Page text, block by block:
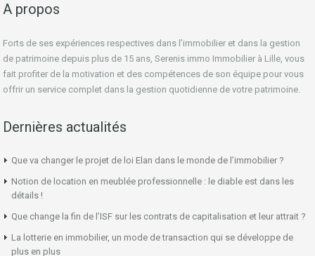
A propos
Forts de ses expériences respectives dans l’immobilier et dans la gestion
de patrimoine depuis plus de 15 ans, Serenis immo Immobilier à Lille, vous
fait profiter de la motivation et des compétences de son équipe pour vous
offrir un service complet dans la gestion quotidienne de votre patrimoine.
Dernières actualités
Que va changer le projet de loi Elan dans le monde de l’immobilier ?
Notion de location en meublée professionnelle : le diable est dans les
détails !
Que change la fin de l’ISF sur les contrats de capitalisation et leur attrait ?
La lotterie en immobilier, un mode de transaction qui se développe de
plus en plus